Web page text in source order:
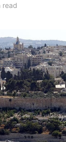
read